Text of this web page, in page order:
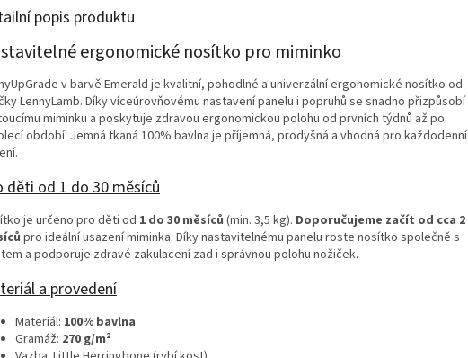
popis produktu
ergonomické nosítko pro miminko
v barvě Emerald je kvalitní, pohodlné a univerzální ergonomické nosítko od
LennyLamb. Díky víceúrovňovému nastavení panelu i popruhů se snadno přizpůsobí
miminku a poskytuje zdravou ergonomickou polohu od prvních týdnů až po
období. Jemná tkaná 100% bavlna je příjemná, prodyšná a vhodná pro každodenní
děti od 1 do 30 měsíců
je určeno pro děti od 1 do 30 měsíců (min. 3,5 kg). Doporučujeme začít od cca 2
pro ideální usazení miminka. Díky nastavitelnému panelu roste nosítko společně s
a podporuje zdravé zakulacení zad i správnou polohu nožiček.
a provedení
Materiál: 100% bavlna
Gramáž: 270 g/m²